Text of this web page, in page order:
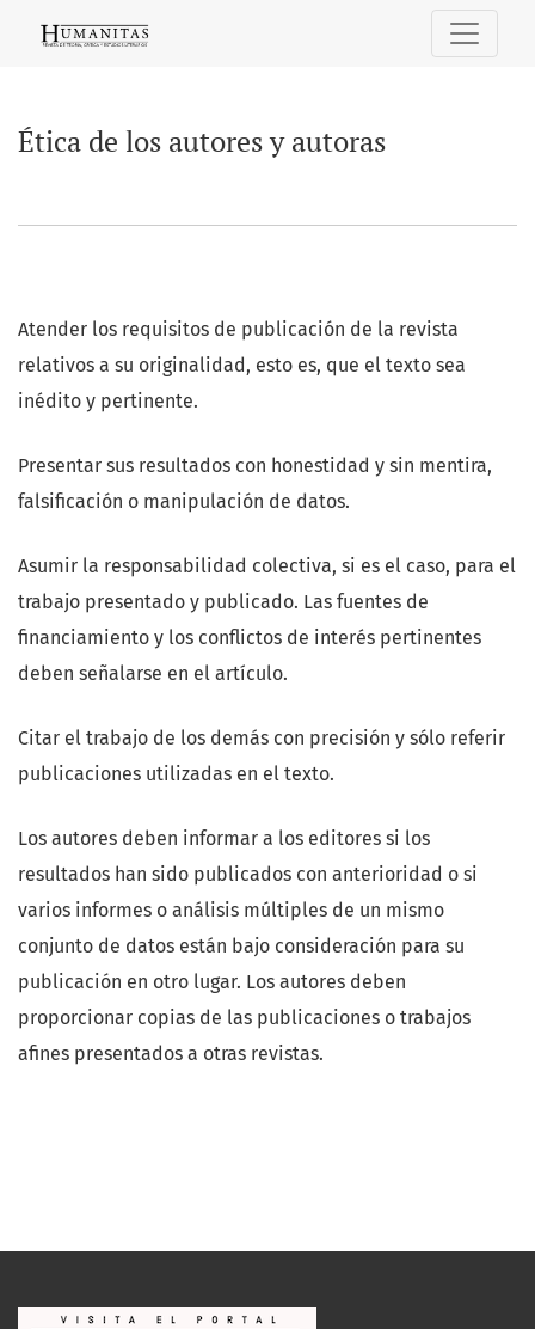
Ética de los autores y autoras
Ética de los autores y autoras
Atender los requisitos de publicación de la revista
relativos a su originalidad, esto es, que el texto sea
inédito y pertinente.
Presentar sus resultados con honestidad y sin mentira,
falsificación o manipulación de datos.
Asumir la responsabilidad colectiva, si es el caso, para el
trabajo presentado y publicado. Las fuentes de
financiamiento y los conflictos de interés pertinentes
deben señalarse en el artículo.
Citar el trabajo de los demás con precisión y sólo referir
publicaciones utilizadas en el texto.
Los autores deben informar a los editores si los
resultados han sido publicados con anterioridad o si
varios informes o análisis múltiples de un mismo
conjunto de datos están bajo consideración para su
publicación en otro lugar. Los autores deben
proporcionar copias de las publicaciones o trabajos
afines presentados a otras revistas.